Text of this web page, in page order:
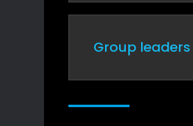
Group